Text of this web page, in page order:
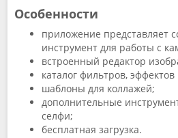
Особенности
приложение представляет
инструмент для работы с
встроенный редактор
каталог фильтров, эффектов
шаблоны для коллажей;
дополнительные
селфи;
бесплатная загрузка.